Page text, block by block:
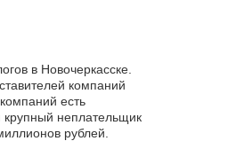
в Новочеркасске.
компаний
есть
неплательщик
рублей.